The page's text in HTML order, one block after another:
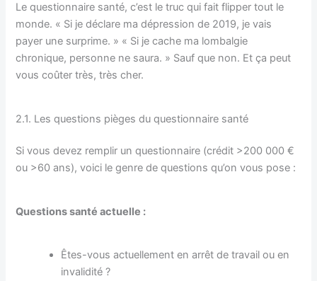
Le questionnaire santé, c’est le truc qui fait flipper tout le
monde. « Si je déclare ma dépression de 2019, je vais
payer une surprime. » « Si je cache ma lombalgie
chronique, personne ne saura. » Sauf que non. Et ça peut
vous coûter très, très cher.
2.1. Les questions pièges du questionnaire santé
Si vous devez remplir un questionnaire (crédit >200 000 €
ou >60 ans), voici le genre de questions qu’on vous pose :
Questions santé actuelle :
Êtes-vous actuellement en arrêt de travail ou en
invalidité ?